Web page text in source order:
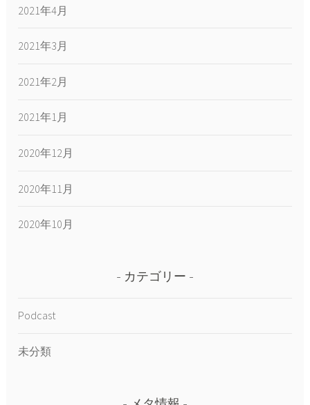
2021年4月
2021年3月
2021年2月
2021年1月
2020年12月
2020年11月
2020年10月
カテゴリー
Podcast
未分類